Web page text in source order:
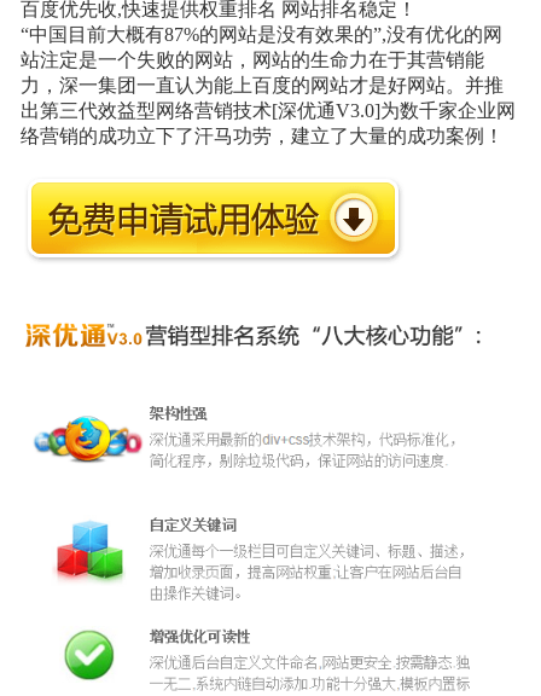
百度优先收,快速提供权重排名 网站排名稳定！
“中国目前大概有87%的网站是没有效果的”,没有优化的网
站注定是一个失败的网站，网站的生命力在于其营销能
力，深一集团一直认为能上百度的网站才是好网站。并推
出第三代效益型网络营销技术[深优通V3.0]为数千家企业网
络营销的成功立下了汗马功劳，建立了大量的成功案例！